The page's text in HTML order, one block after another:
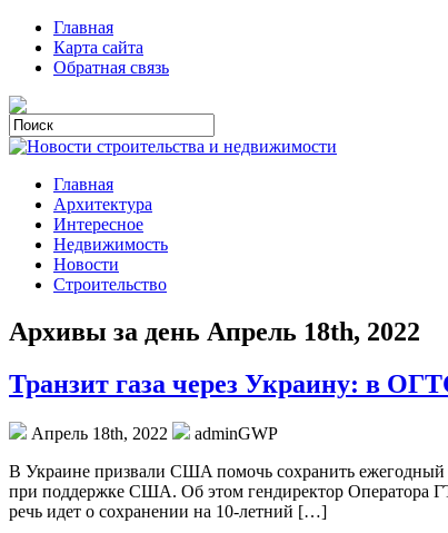
Главная
Карта сайта
Обратная связь
Главная
Архитектура
Интересное
Недвижимость
Новости
Строительство
Архивы за день Апрель 18th, 2022
Транзит газа через Украину: в
Апрель 18th, 2022
adminGWP
В Укрaинe призвaли СШA помочь сохранить ежегодный
при поддержке США. Об этом гендиректор Оператора
речь идет о сохранении на 10-летний […]